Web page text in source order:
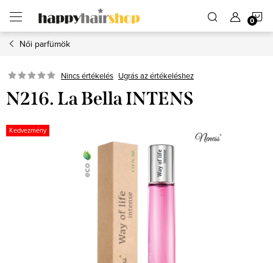
fő
tartalomhozNői parfümök
Nincs értékelés Ugrás az értékeléshez
N216. La Bella INTENS
Kedvezmény